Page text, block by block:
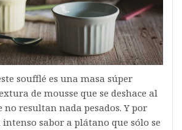
soufflé es una masa súper
de mousse que se deshace al
no resultan nada pesados. Y por
sabor a plátano que sólo se